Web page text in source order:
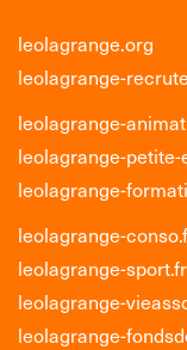
leolagrange.org
leolagrange-
leolagrange-
leolagrange-
leolagrange-
leolagrange-
leolagrange-sport.fr
leolagrange-
leolagrange-